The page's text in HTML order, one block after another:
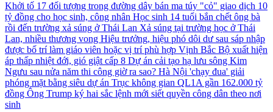
Khởi tố 17 đối tượng trong đường dây bán ma túy "cỏ" giao dịch 10
tỷ đồng cho học sinh, công nhân Học sinh 14 tuổi bắn chết ông bà
rồi đến trường xả súng ở Thái Lan Xả súng tại trường học ở Thái
Lan, nhiều thương vong Hiệu trưởng, hiệu phó dôi dư sau sáp nhập
được bố trí làm giáo viên hoặc vị trí phù hợp Vịnh Bắc Bộ xuất hiện
áp thấp nhiệt đới, gió giật cấp 8 Dự án cải tạo hạ lưu sông Kim
Ngưu sau nửa năm thi công giờ ra sao? Hà Nội 'chạy đua' giải
phóng mặt bằng siêu dự án Trục không gian QL1A gần 162.000 tỷ
đồng Ông Trump ký hai sắc lệnh mới siết quyền công dân theo nơi
sinh